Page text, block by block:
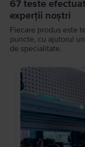
67 teste
experții noștri
Fiecare produs este
puncte, cu ajutorul
de specialitate.